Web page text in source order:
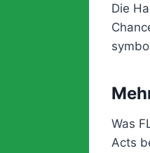
Die
Was
Acts